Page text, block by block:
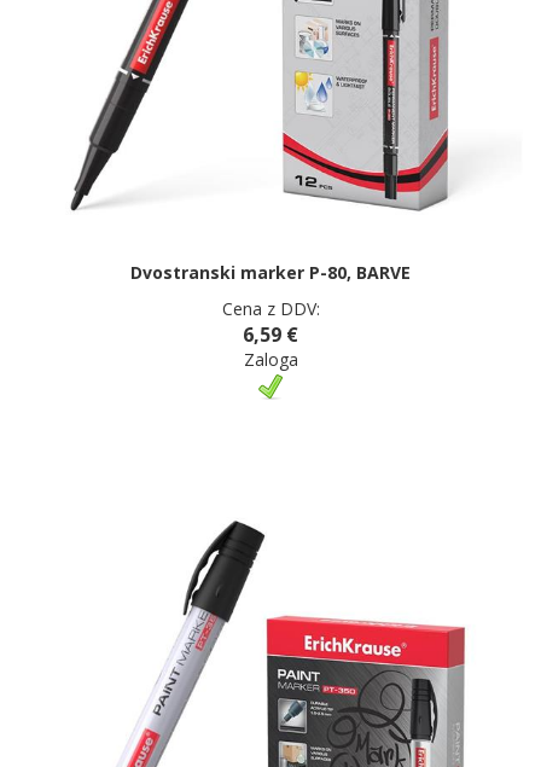
Dvostranski marker P-80, BARVE
Cena z DDV:
6,59 €
Zaloga